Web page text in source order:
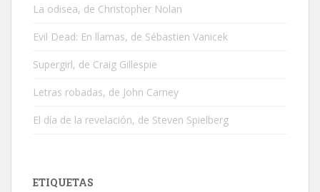
La odisea, de Christopher Nolan
Evil Dead: En llamas, de Sébastien Vanicek
Supergirl, de Craig Gillespie
Letras robadas, de John Carney
El día de la revelación, de Steven Spielberg
ETIQUETAS